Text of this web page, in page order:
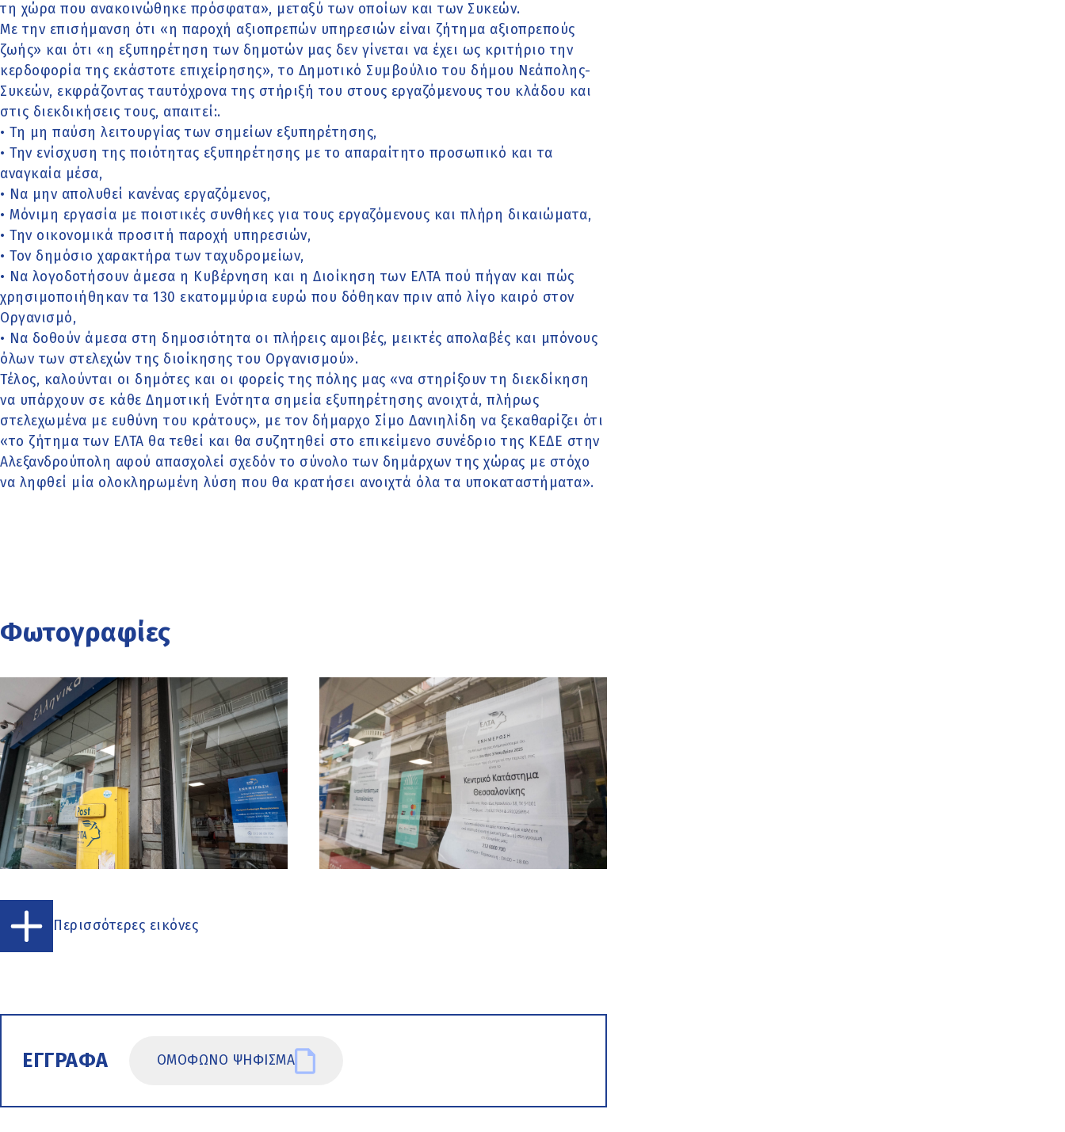
τη χώρα που ανακοινώθηκε πρόσφατα», μεταξύ των οποίων και των Συκεών.
Με την επισήμανση ότι «η παροχή αξιοπρεπών υπηρεσιών είναι ζήτημα αξιοπρεπούς
ζωής» και ότι «η εξυπηρέτηση των δημοτών μας δεν γίνεται να έχει ως κριτήριο την
κερδοφορία της εκάστοτε επιχείρησης», το Δημοτικό Συμβούλιο του δήμου Νεάπολης-
Συκεών, εκφράζοντας ταυτόχρονα της στήριξή του στους εργαζόμενους του κλάδου και
στις διεκδικήσεις τους, απαιτεί:.
• Τη μη παύση λειτουργίας των σημείων εξυπηρέτησης,
• Την ενίσχυση της ποιότητας εξυπηρέτησης με το απαραίτητο προσωπικό και τα
αναγκαία μέσα,
• Να μην απολυθεί κανένας εργαζόμενος,
• Μόνιμη εργασία με ποιοτικές συνθήκες για τους εργαζόμενους και πλήρη δικαιώματα,
• Την οικονομικά προσιτή παροχή υπηρεσιών,
• Τον δημόσιο χαρακτήρα των ταχυδρομείων,
• Να λογοδοτήσουν άμεσα η Κυβέρνηση και η Διοίκηση των ΕΛΤΑ πού πήγαν και πώς
χρησιμοποιήθηκαν τα 130 εκατομμύρια ευρώ που δόθηκαν πριν από λίγο καιρό στον
Οργανισμό,
• Να δοθούν άμεσα στη δημοσιότητα οι πλήρεις αμοιβές, μεικτές απολαβές και μπόνους
όλων των στελεχών της διοίκησης του Οργανισμού».
Τέλος, καλούνται οι δημότες και οι φορείς της πόλης μας «να στηρίξουν τη διεκδίκηση
να υπάρχουν σε κάθε Δημοτική Ενότητα σημεία εξυπηρέτησης ανοιχτά, πλήρως
στελεχωμένα με ευθύνη του κράτους», με τον δήμαρχο Σίμο Δανιηλίδη να ξεκαθαρίζει ότι
«το ζήτημα των ΕΛΤΑ θα τεθεί και θα συζητηθεί στο επικείμενο συνέδριο της ΚΕΔΕ στην
Αλεξανδρούπολη αφού απασχολεί σχεδόν το σύνολο των δημάρχων της χώρας με στόχο
να ληφθεί μία ολοκληρωμένη λύση που θα κρατήσει ανοιχτά όλα τα υποκαταστήματα».
Φωτογραφίες
Περισσότερες εικόνες
ΕΓΓΡΑΦΑ ΟΜΟΦΩΝΟ ΨΗΦΙΣΜΑ